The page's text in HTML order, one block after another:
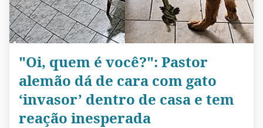
"Oi, quem é você?": Pastor
alemão dá de cara com gato
‘invasor’ dentro de casa e tem
reação inesperada